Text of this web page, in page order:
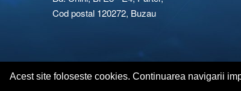
Acest site foloseste cookies. Continuarea navigarii
Cod postal 120272, Buzau
Copyright © 2026 Computerescu.ro. All rights reserved